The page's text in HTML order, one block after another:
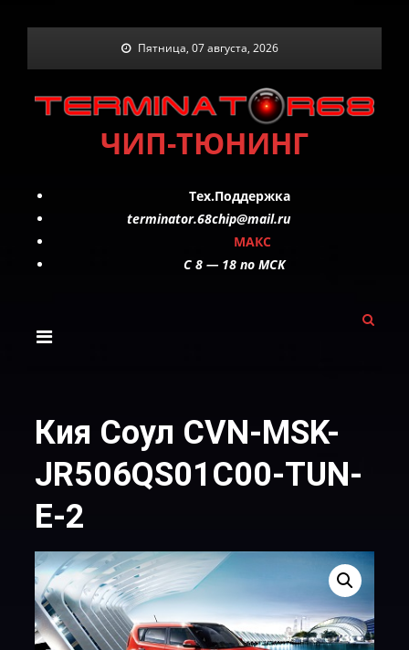
Пятница, 07 августа, 2026
ЧИП-ТЮНИНГ
Тех.Поддержка
terminator.68chip@mail.ru
МАКС
C 8 — 18 по МСК
Кия Соул CVN-MSK-
JR506QS01C00-TUN-
E-2